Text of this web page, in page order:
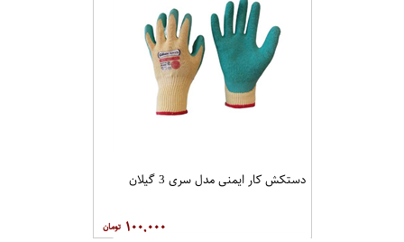
دستکش کار ایمنی مدل سری 1 گیلان